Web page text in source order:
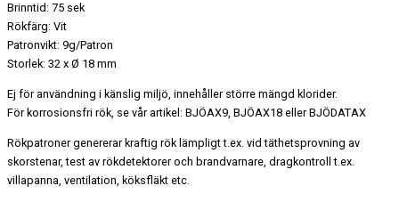
Brinntid: 75 sek
Rökfärg: Vit
Patronvikt: 9g/Patron
Storlek: 32 x Ø 18 mm
Ej för användning i känslig miljö, innehåller större mängd klorider.
För korrosionsfri rök, se vår artikel: BJÖAX9, BJÖAX18 eller BJÖDATAX
Rökpatroner genererar kraftig rök lämpligt t.ex. vid täthetsprovning av
skorstenar, test av rökdetektorer och brandvarnare, dragkontroll t.ex.
villapanna, ventilation, köksfläkt etc.